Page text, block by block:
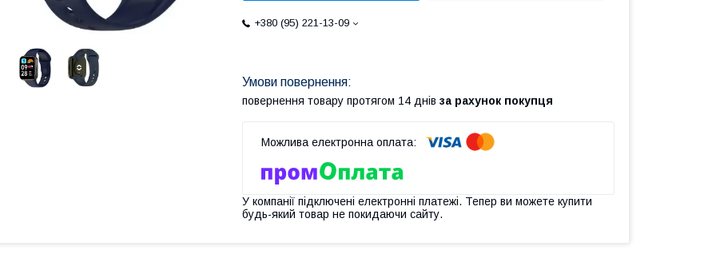
+380 (95) 221-13-09
повернення товару протягом 14 днів за рахунок покупця
У компанії підключені електронні платежі. Тепер ви можете купити
будь-який товар не покидаючи сайту.